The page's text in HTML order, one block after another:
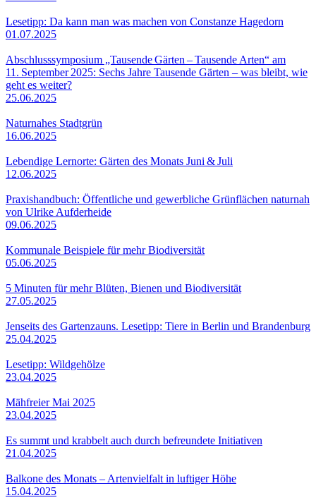
Lesetipp: Da kann man was machen von Constanze Hagedorn
01.07.2025
Abschlusssymposium „Tausende Gärten – Tausende Arten“ am
11. September 2025: Sechs Jahre Tausende Gärten – was bleibt, wie
geht es weiter?
25.06.2025
Naturnahes Stadtgrün
16.06.2025
Lebendige Lernorte: Gärten des Monats Juni & Juli
12.06.2025
Praxishandbuch: Öffentliche und gewerbliche Grünflächen naturnah
von Ulrike Aufderheide
09.06.2025
Kommunale Beispiele für mehr Biodiversität
05.06.2025
5 Minuten für mehr Blüten, Bienen und Biodiversität
27.05.2025
Jenseits des Gartenzauns. Lesetipp: Tiere in Berlin und Brandenburg
25.04.2025
Lesetipp: Wildgehölze
23.04.2025
Mähfreier Mai 2025
23.04.2025
Es summt und krabbelt auch durch befreundete Initiativen
21.04.2025
Balkone des Monats – Artenvielfalt in luftiger Höhe
15.04.2025